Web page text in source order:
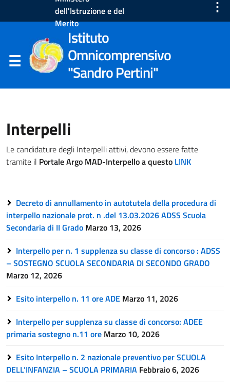
dell'Istruzione e del
Merito
⋮
Istituto
Omnicomprensivo
"Sandro Pertini"
Interpelli
Le candidature degli Interpelli attivi, devono essere fatte
tramite il Portale Argo MAD-Interpello a questo LINK
Decreto di annullamento in autotutela della procedura di
interpello nazionale prot. n .del 13.03.2026 ADSS Scuola
Secondaria di II Grado Marzo 13, 2026
Interpello per n. 1 supplenza su classe di concorso : ADSS
– SOSTEGNO SCUOLA SECONDARIA DI SECONDO GRADO
Marzo 12, 2026
Esito interpello n. 11 ore ADE Marzo 11, 2026
Interpello per supplenza su classe di concorso: ADEE
primaria sostegno n.11 ore Marzo 10, 2026
Esito Interpello n. 2 nazionale preventivo per SCUOLA
DELL’INFANZIA – SCUOLA PRIMARIA Febbraio 6, 2026